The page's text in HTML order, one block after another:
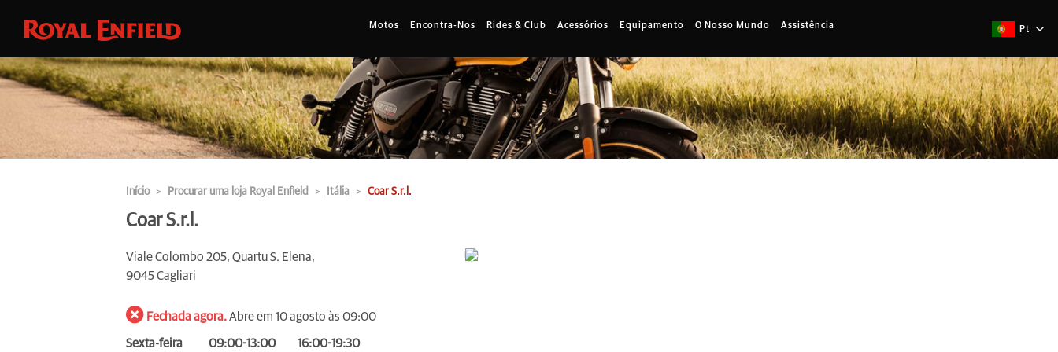
Motos Encontra-Nos Rides & Club Acessórios Equipamento O Nosso Mundo Assistência Pt
Início Procurar uma loja Royal Enfield Itália Coar S.r.l.
Coar S.r.l.
Viale Colombo 205, Quartu S. Elena,
9045 Cagliari
Fechada agora.Abre em 10 agosto às 09:00
Sexta-feira 09:00-13:00
16:00-19:30